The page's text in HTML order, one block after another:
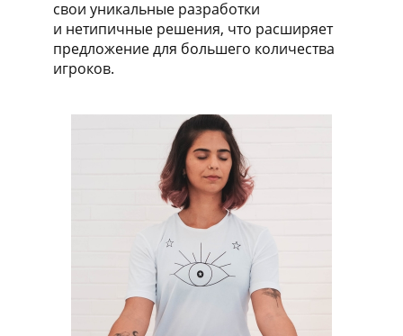
свои уникальные разработки
и нетипичные решения, что расширяет
предложение для большего количества
игроков.